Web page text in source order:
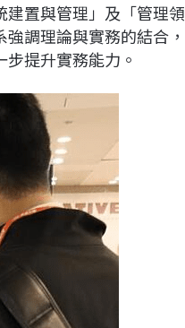
置與管理」及「管理領
調理論與實務的結合，
提升實務能力。